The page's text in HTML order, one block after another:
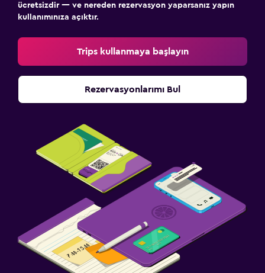
ücretsizdir — ve nereden rezervasyon yaparsanız yapın
kullanımınıza açıktır.
Trips kullanmaya başlayın
Rezervasyonlarımı Bul